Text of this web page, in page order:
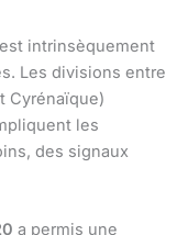
intrinsèquement
Les divisions entre
Cyrénaïque)
les
des signaux
a permis une